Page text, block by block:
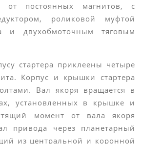
от постоянных магнитов, с
роликовой муфтой
и двухобмоточным тяговым
стартера приклеены четыре
Корпус и крышки стартера
Вал якоря вращается в
установленных в крышке и
момент от вала якоря
привода через планетарный
из центральной и коронной